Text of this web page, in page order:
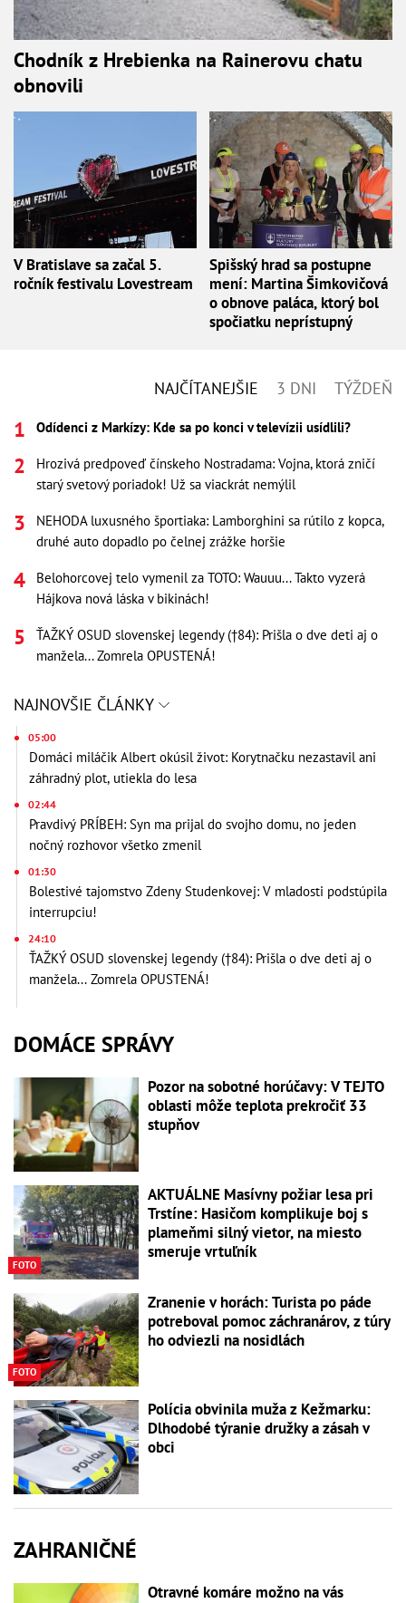
Chodník z Hrebienka na Rainerovu chatu
obnovili
V Bratislave sa začal 5.
ročník festivalu Lovestream
Spišský hrad sa postupne
mení: Martina Šimkovičová
o obnove paláca, ktorý bol
spočiatku neprístupný
NAJČÍTANEJŠIE 3 DNI TÝŽDEŇ
Odídenci z Markízy: Kde sa po konci v televízii usídlili?
Hrozivá predpoveď čínskeho Nostradama: Vojna, ktorá zničí
starý svetový poriadok! Už sa viackrát nemýlil
NEHODA luxusného športiaka: Lamborghini sa rútilo z kopca,
druhé auto dopadlo po čelnej zrážke horšie
Belohorcovej telo vymenil za TOTO: Wauuu... Takto vyzerá
Hájkova nová láska v bikinách!
ŤAŽKÝ OSUD slovenskej legendy (†84): Prišla o dve deti aj o
manžela... Zomrela OPUSTENÁ!
NAJNOVŠIE ČLÁNKY
05:00
Domáci miláčik Albert okúsil život: Korytnačku nezastavil ani
záhradný plot, utiekla do lesa
02:44
Pravdivý PRÍBEH: Syn ma prijal do svojho domu, no jeden
nočný rozhovor všetko zmenil
01:30
Bolestivé tajomstvo Zdeny Studenkovej: V mladosti podstúpila
interrupciu!
24:10
ŤAŽKÝ OSUD slovenskej legendy (†84): Prišla o dve deti aj o
manžela... Zomrela OPUSTENÁ!
DOMÁCE SPRÁVY
Pozor na sobotné horúčavy: V TEJTO
oblasti môže teplota prekročiť 33
stupňov
FOTO
AKTUÁLNE Masívny požiar lesa pri
Trstíne: Hasičom komplikuje boj s
plameňmi silný vietor, na miesto
smeruje vrtuľník
FOTO
Zranenie v horách: Turista po páde
potreboval pomoc záchranárov, z túry
ho odviezli na nosidlách
Polícia obvinila muža z Kežmarku:
Dlhodobé týranie družky a zásah v
obci
ZAHRANIČNÉ
Otravné komáre možno na vás